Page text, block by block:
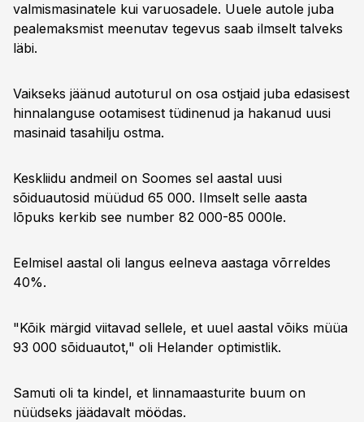
valmismasinatele kui varuosadele. Uuele autole juba
pealemaksmist meenutav tegevus saab ilmselt talveks
läbi.
Vaikseks jäänud autoturul on osa ostjaid juba edasisest
hinnalanguse ootamisest tüdinenud ja hakanud uusi
masinaid tasahilju ostma.
Keskliidu andmeil on Soomes sel aastal uusi
sõiduautosid müüdud 65 000. Ilmselt selle aasta
lõpuks kerkib see number 82 000-85 000le.
Eelmisel aastal oli langus eelneva aastaga võrreldes
40%.
"Kõik märgid viitavad sellele, et uuel aastal võiks müüa
93 000 sõiduautot," oli Helander optimistlik.
Samuti oli ta kindel, et linnamaasturite buum on
nüüdseks jäädavalt möödas.